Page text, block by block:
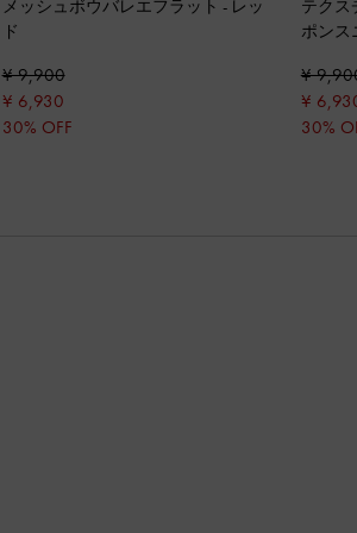
メッシュボウバレエフラット - レッ
ド
¥ 9,900
¥ 6,930
30% OFF
テクス
ポンス
¥
¥
30%